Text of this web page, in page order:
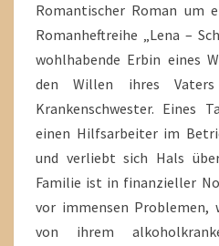
Romantischer Roman um
Romanheftreihe „Lena –
wohlhabende Erbin eines
den Willen ihres
Krankenschwester. Eines
einen Hilfsarbeiter im
und verliebt sich Hals
Familie ist in finanzieller
vor immensen
von ihrem